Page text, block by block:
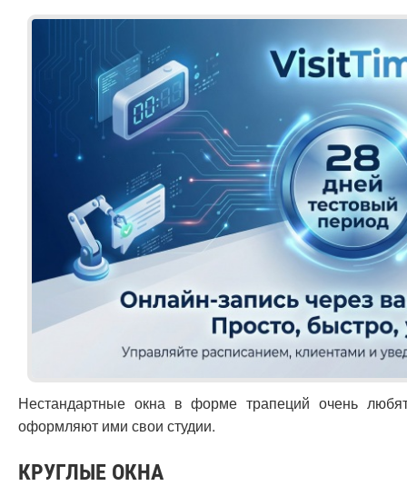
Нестандартные окна в форме трапеций очень
оформляют ими свои студии.
КРУГЛЫЕ ОКНА